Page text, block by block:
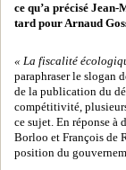
ce qu’a précisé
tard pour Arnaud
« La fiscalité
paraphraser le slogan
de la publication du
compétitivité,
ce sujet. En réponse à
Borloo et François de
position du